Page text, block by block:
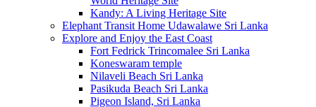
Kandy: A Living Heritage Site
Elephant Transit Home Udawalawe Sri Lanka
Explore and Enjoy the East Coast
Fort Fedrick Trincomalee Sri Lanka
Koneswaram temple
Nilaveli Beach Sri Lanka
Pasikuda Beach Sri Lanka
Pigeon Island, Sri Lanka